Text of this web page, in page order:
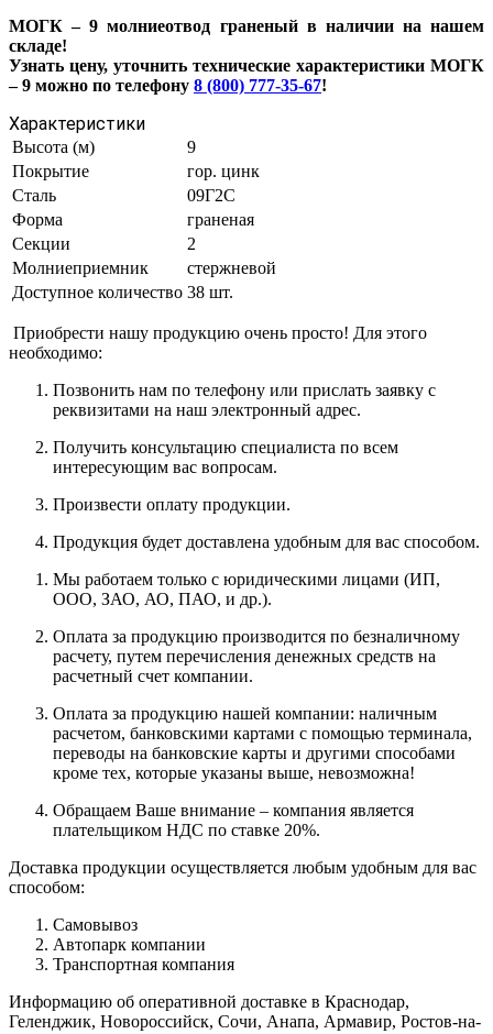
МОГК – 9 молниеотвод граненый в наличии на нашем
складе!
Узнать цену, уточнить технические характеристики МОГК
– 9 можно по телефону 8 (800) 777-35-67!
Характеристики
Высота (м)
9
Покрытие
гор. цинк
Сталь
09Г2С
Форма
граненая
Секции
2
Молниеприемник
стержневой
Доступное количество 38 шт.
Приобрести нашу продукцию очень просто! Для этого
необходимо:
Позвонить нам по телефону или прислать заявку с
реквизитами на наш электронный адрес.
Получить консультацию специалиста по всем
интересующим вас вопросам.
Произвести оплату продукции.
Продукция будет доставлена удобным для вас способом.
Мы работаем только с юридическими лицами (ИП,
ООО, ЗАО, АО, ПАО, и др.).
Оплата за продукцию производится по безналичному
расчету, путем перечисления денежных средств на
расчетный счет компании.
Оплата за продукцию нашей компании: наличным
расчетом, банковскими картами с помощью терминала,
переводы на банковские карты и другими способами
кроме тех, которые указаны выше, невозможна!
Обращаем Ваше внимание – компания является
плательщиком НДС по ставке 20%.
Доставка продукции осуществляется любым удобным для вас
способом:
Самовывоз
Автопарк компании
Транспортная компания
Информацию об оперативной доставке в Краснодар,
Геленджик, Новороссийск, Сочи, Анапа, Армавир, Ростов-на-